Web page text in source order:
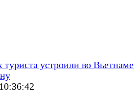
туриста устроили во Вьетнаме